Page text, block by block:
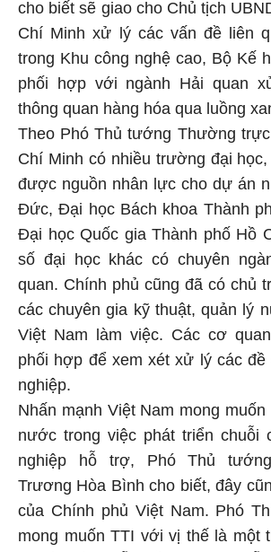
cho biết sẽ giao cho Chủ tịch
Chí Minh xử lý các vấn đề liên
trong Khu công nghệ cao, Bộ Kế
phối hợp với ngành Hải quan
thông quan hàng hóa qua luồng
Theo Phó Thủ tướng Thường
Chí Minh có nhiều trường đại
được nguồn nhân lực cho dự án
Đức, Đại học Bách khoa Thành
Đại học Quốc gia Thành phố Hồ
số đại học khác có chuyên
quan. Chính phủ cũng đã có chủ
các chuyên gia kỹ thuật, quản lý
Việt Nam làm việc. Các cơ
phối hợp để xem xét xử lý các đề
nghiệp.
Nhấn mạnh Việt Nam mong
nước trong việc phát triển chuỗi
nghiệp hỗ trợ, Phó Thủ
Trương Hòa Bình cho biết, đây
của Chính phủ Việt Nam. Phó
mong muốn TTI với vị thế là một